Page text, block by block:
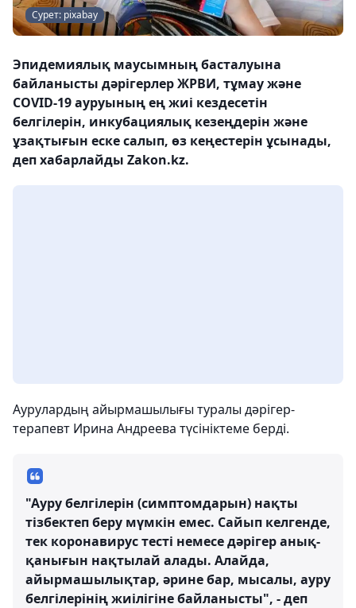
Сурет: pixabay
Эпидемиялық маусымның басталуына
байланысты дәрігерлер ЖРВИ, тұмау және
COVID-19 ауруының ең жиі кездесетін
белгілерін, инкубациялық кезеңдерін және
ұзақтығын еске салып, өз кеңестерін ұсынады,
деп хабарлайды Zakon.kz.
Аурулардың айырмашылығы туралы дәрігер-
терапевт Ирина Андреева түсініктеме берді.
"Ауру белгілерін (симптомдарын) нақты
тізбектеп беру мүмкін емес. Сайып келгенде,
тек коронавирус тесті немесе дәрігер анық-
қанығын нақтылай алады. Алайда,
айырмашылықтар, әрине бар, мысалы, ауру
белгілерінің жиілігіне байланысты", - деп